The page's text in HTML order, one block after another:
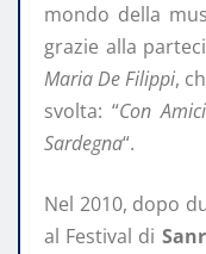
mondo della
grazie alla
Maria De Filippi,
svolta: “Con
Sardegna“.
Nel 2010, dopo
al Festival di